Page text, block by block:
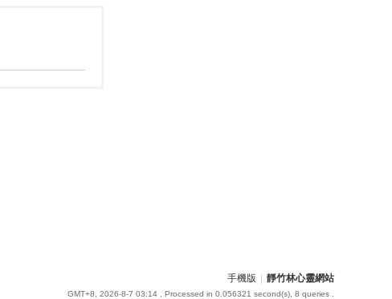
手機版 靜竹林心靈網站
GMT+8, 2026-8-7 03:14 , Processed in 0.056321 second(s), 8 queries .